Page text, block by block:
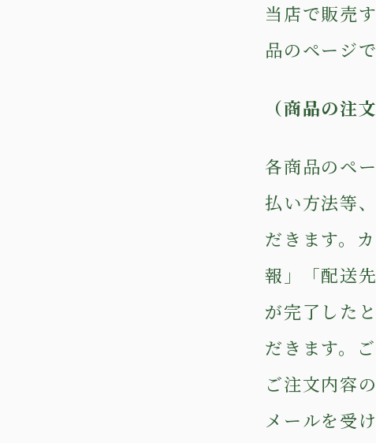
当店で販売
品のページ
（商品の注文
各商品のペ
払い方法等
だきます。
報」「配送
が完了した
だきます。
ご注文内容
メールを受